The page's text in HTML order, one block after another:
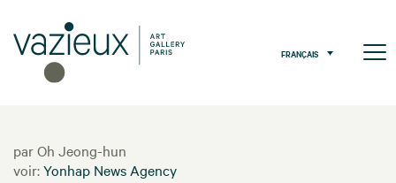
FRANÇAIS
par Oh Jeong-hun
voir:Yonhap News Agency